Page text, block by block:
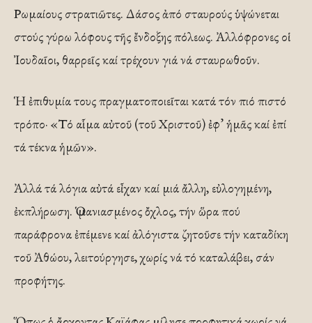
Ρωμαίους στρατιῶτες. Δάσος ἀπό σταυρούς ὑψώνεται
στούς γύρω λόφους τῆς ἔνδοξης πόλεως. Ἀλλόφρονες οἱ
Ἰουδαῖοι, θαρρεῖς καί τρέχουν γιά νά σταυρωθοῦν.
Ἡ ἐπιθυμία τους πραγματοποιεῖται κατά τόν πιό πιστό
τρόπο· «Τό αἷμα αὐτοῦ (τοῦ Χριστοῦ) ἐφ’ ἡμᾶς καί ἐπί
τά τέκνα ἡμῶν».
Ἀλλά τά λόγια αὐτά εἶχαν καί μιά ἄλλη, εὐλογημένη,
ἐκπλήρωση. Ὁ μανιασμένος ὄχλος, τήν ὥρα πού
παράφρονα ἐπέμενε καί ἀλόγιστα ζητοῦσε τήν καταδίκη
τοῦ Ἀθώου, λειτούργησε, χωρίς νά τό καταλάβει, σάν
προφήτης.